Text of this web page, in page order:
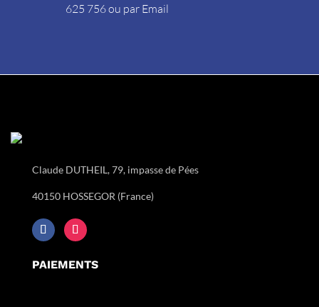
625 756 ou par Email
Claude DUTHEIL, 79, impasse de Pées
40150 HOSSEGOR (France)
PAIEMENTS